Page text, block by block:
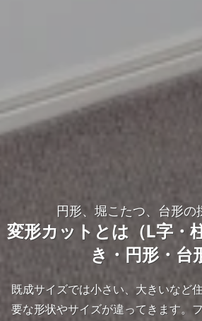
円形、堀こたつ、台形の
変形カットとは（L字・
き・円形・台
既成サイズでは小さい、大きいなど
要な形状やサイズが違ってきます。